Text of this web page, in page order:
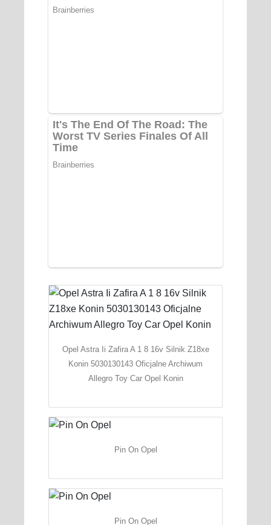
Opel Astra Ii Zafira A 1 8 16v Silnik Z18xe
Konin 5030130143 Oficjalne Archiwum
Allegro Toy Car Opel Konin
Pin On Opel
Pin On Opel